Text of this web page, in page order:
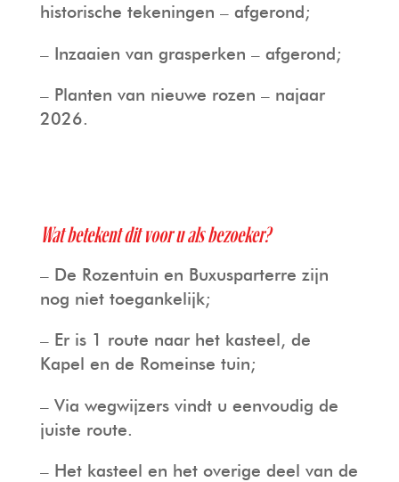
historische tekeningen – afgerond;
– Inzaaien van grasperken – afgerond;
– Planten van nieuwe rozen – najaar
2026.
Wat betekent dit voor u als bezoeker?
– De Rozentuin en Buxusparterre zijn
nog niet toegankelijk;
– Er is 1 route naar het kasteel, de
Kapel en de Romeinse tuin;
– Via wegwijzers vindt u eenvoudig de
juiste route.
– Het kasteel en het overige deel van de